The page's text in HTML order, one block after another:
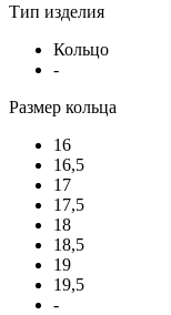
Тип изделия
Кольцо
-
Размер кольца
16
16,5
17
17,5
18
18,5
19
19,5
-